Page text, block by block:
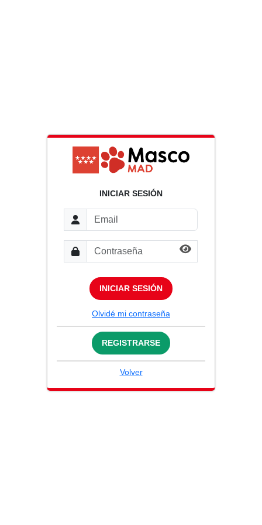
INICIAR SESIÓN
INICIAR SESIÓN
Olvidé mi contraseña
REGISTRARSE
Volver